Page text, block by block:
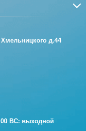
Хмельницкого д.44
ВС: выходной